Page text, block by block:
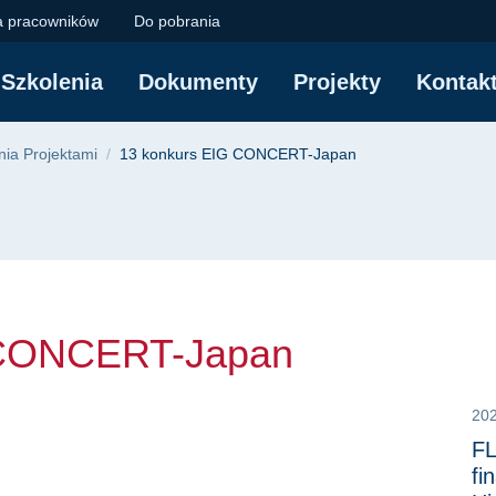
Japan |
pracowników Do pobrania
Szkolenia Dokumenty Projekty
Projektami 13 konkurs EIG CONCERT-Japan
Japan